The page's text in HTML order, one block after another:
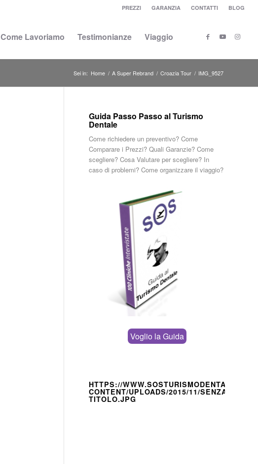
PREZZI GARANZIA CONTATTI BLOG
Come Lavoriamo Testimonianze Viaggio
Sei in: Home / A Super Rebrand / Croazia Tour / IMG_9527
Guida Passo Passo al Turismo
Dentale
Come richiedere un preventivo? Come
Comparare i Prezzi? Quali Garanzie? Come
scegliere? Cosa Valutare per scegliere? In
caso di problemi? Come organizzare il viaggio?
Voglio la Guida
HTTPS://WWW.SOSTURISMODENTALE.IT/
CONTENT/UPLOADS/2015/11/SENZA-
TITOLO.JPG